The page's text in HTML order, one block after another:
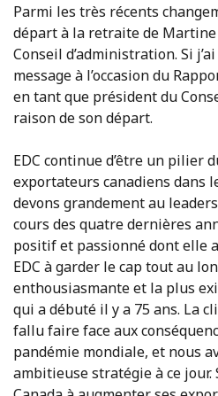
Parmi les très récents
départ à la retraite de
Conseil d’administration. Si
message à l’occasion du
en tant que président du
raison de son départ.
EDC continue d’être un pilier
exportateurs canadiens dans
devons grandement au
cours des quatre dernières
positif et passionné dont elle
EDC à garder le cap tout au
enthousiasmante et la plus
qui a débuté il y a 75 ans. La
fallu faire face aux
pandémie mondiale, et nous
ambitieuse stratégie à ce jour.